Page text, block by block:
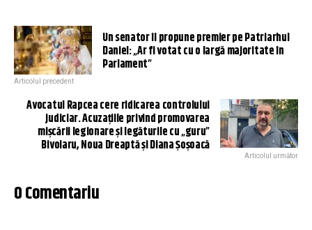
Un senator îl propune premier pe Patriarhul
Daniel: „Ar fi votat cu o largă majoritate în
Parlament”
Articolul precedent
Avocatul Rapcea cere ridicarea controlului
judiciar. Acuzațiile privind promovarea
mișcării legionare și legăturile cu „guru”
Bivolaru, Noua Dreaptă și Diana Șoșoacă
Articolul următor
0 Comentariu